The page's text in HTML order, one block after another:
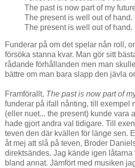
The past is now part of my
The present is well out of hand.
The present is well out of hand.
Funderar på om det spelar nån roll,
försöka stanna kvar. Man gör sitt
rådande förhållanden men man
bättre om man bara slapp den jävla
Framförallt, The past is now part of
funderar på ifall nånting, till exempel
(eller nuet... the present) kunde vara
hade gjort andra val tidigare. Till
teven den där kvällen för länge sen.
åt mej att slå på teven, Broder
direktsändes. Jag kände igen låtarna
bland annat. Jämfört med musiken